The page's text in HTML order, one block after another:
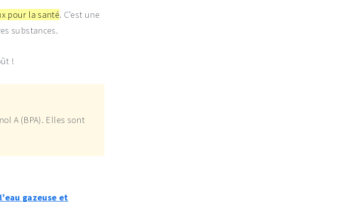
pour la santé. C’est une
substances.
!
A (BPA). Elles sont
gazeuse et